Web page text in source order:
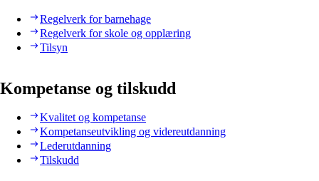
Regelverk for barnehage
Regelverk for skole og opplæring
Tilsyn
Kompetanse og tilskudd
Kvalitet og kompetanse
Kompetanseutvikling og videreutdanning
Lederutdanning
Tilskudd